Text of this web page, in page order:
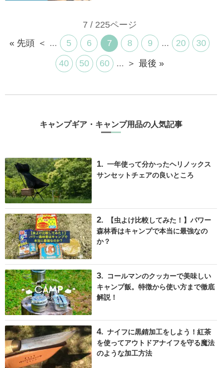
7 / 225ページ
« 先頭 ＜ ... 5 6 7 8 9 ... 20 30
40 50 60 ... ＞ 最後 »
キャンプギア・キャンプ用品の人気記事
一年使って分かったヘリノックス
サンセットチェアの良いところ
【虫よけ比較してみた！】パワー
森林香はキャンプで本当に最強なの
か？
コールマンのクッカーで美味しい
キャンプ飯。特徴から使い方まで徹底
解説！
ナイフに黒錆加工をしよう！紅茶
を使ってアウトドアナイフを守る魔法
のような加工方法